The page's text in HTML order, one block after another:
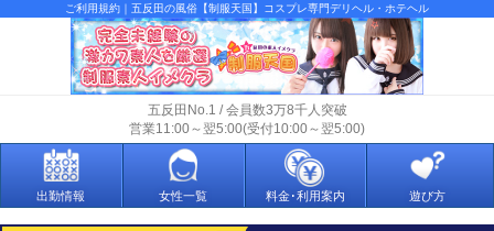
ご利用規約｜五反田の風俗【制服天国】コスプレ専門デリヘル・ホテヘル
五反田No.1 / 会員数3万8千人突破
営業11:00～翌5:00(受付10:00～翌5:00)
出勤情報 女性一覧 料金･利用案内 遊び方